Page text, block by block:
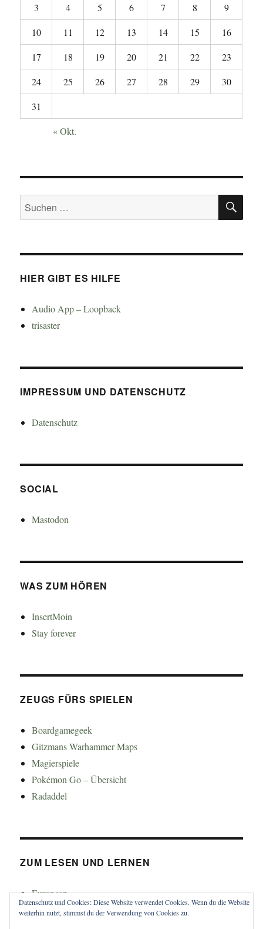
3
4 5 6 7 8
9
10
11 12 13 14 15
16
17
18 19 20 21 22
23
24
25 26 27 28 29
30
31
« Okt.
Suchen
nach:
HIER GIBT ES HILFE
Audio App – Loopback
trisaster
IMPRESSUM UND DATENSCHUTZ
Datenschutz
SOCIAL
Mastodon
WAS ZUM HÖREN
InsertMoin
Stay forever
ZEUGS FÜRS SPIELEN
Boardgamegeek
Gitzmans Warhammer Maps
Magierspiele
Pokémon Go – Übersicht
Radaddel
ZUM LESEN UND LERNEN
Euroncap
Tong
Datenschutz und Cookies: Diese Website verwendet Cookies. Wenn du die Website
weiterhin nutzt, stimmst du der Verwendung von Cookies zu.